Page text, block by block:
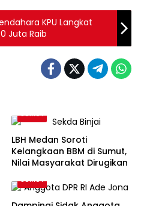
KPU Langkat
Juta Raib
SUMUT
LBH Medan Soroti
Kelangkaan BBM di Sumut,
Nilai Masyarakat Dirugikan
SUMUT